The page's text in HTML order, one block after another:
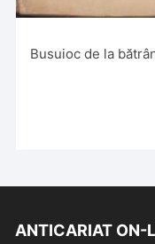
Busuioc de la
ANTICARIAT ON-